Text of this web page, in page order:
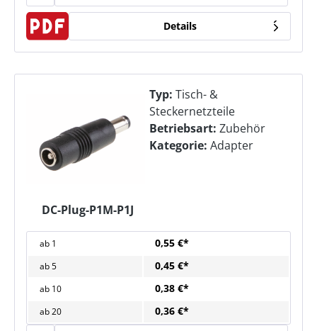
Details
DC-Plug-P1M-P1J
Typ: Tisch- &
Steckernetzteile
Betriebsart: Zubehör
Kategorie: Adapter
ab 1 0,55 €*
ab5 0,45 €*
ab 10 0,38 €*
ab20 0,36 €*